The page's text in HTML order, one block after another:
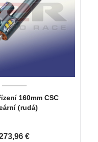
160mm CSC
(rudá)
€